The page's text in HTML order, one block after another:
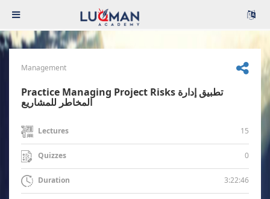
Management
Practice Managing Project Risks تطبيق إدارة
المخاطر للمشاريع
Lectures 15
Quizzes 0
Duration 3:22:46